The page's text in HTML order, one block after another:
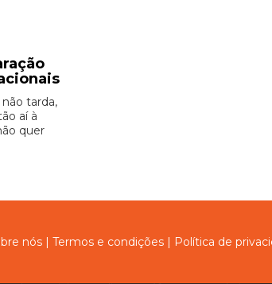
tarda,
aí à
quer
nós | Termos e condições | Política de